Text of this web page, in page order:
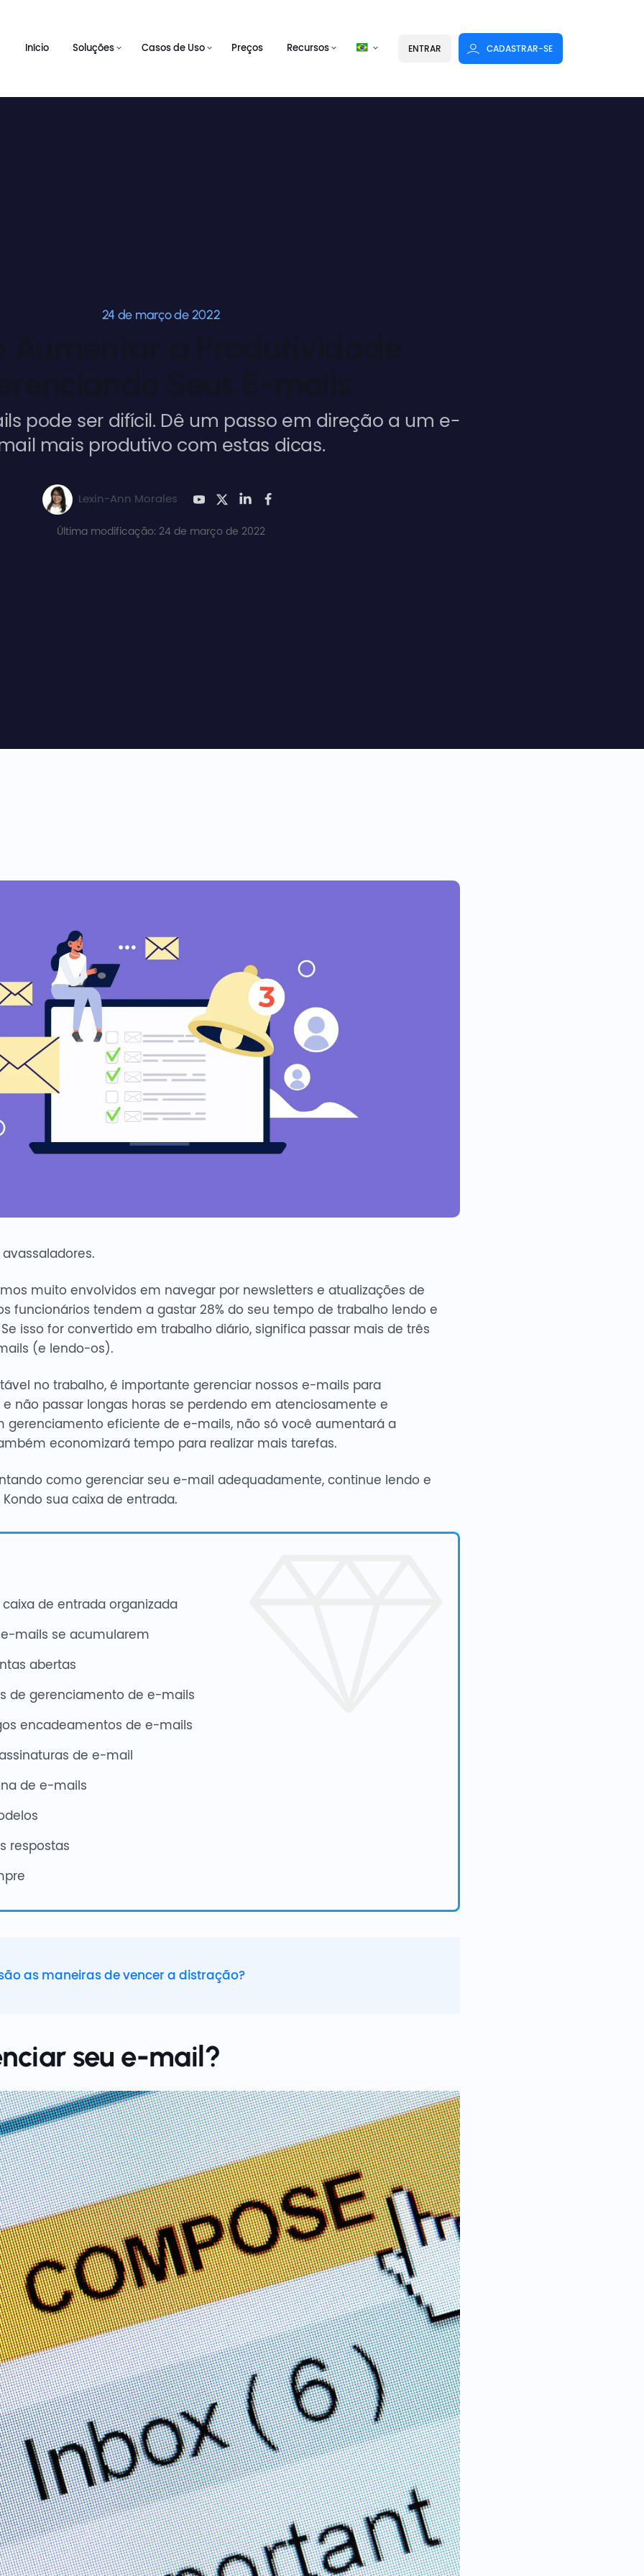
Início Soluções Casos de Uso Preços Recursos ENTRAR CADASTRAR-SE
24 de março de 2022
pode ser difícil. Dê um passo em direção a um e-
mais produtivo com estas dicas.
Lexin-Ann Morales
Última modificação: 24 de março de 2022
muito envolvidos em navegar por newsletters e atualizações de
funcionários tendem a gastar 28% do seu tempo de trabalho lendo e
isso for convertido em trabalho diário, significa passar mais de três
(e lendo-os).
no trabalho, é importante gerenciar nossos e-mails para
não passar longas horas se perdendo em atenciosamente e
gerenciamento eficiente de e-mails, não só você aumentará a
economizará tempo para realizar mais tarefas.
como gerenciar seu e-mail adequadamente, continue lendo e
sua caixa de entrada.
de entrada organizada
mails se acumularem
abertas
de gerenciamento de e-mails
encadeamentos de e-mails
de e-mail
de e-mails
respostas
as maneiras de vencer a distração?
seu e-mail?